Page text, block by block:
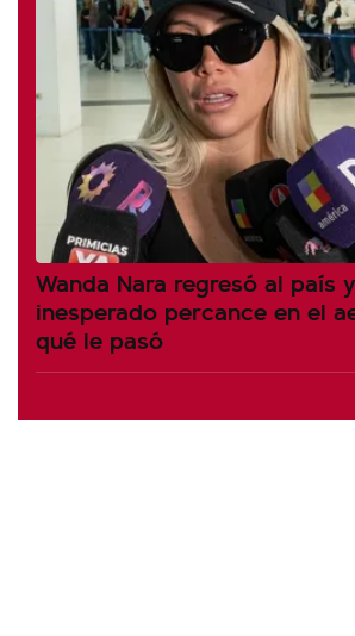
Wanda Nara regresó al país
inesperado percance en el
qué le pasó